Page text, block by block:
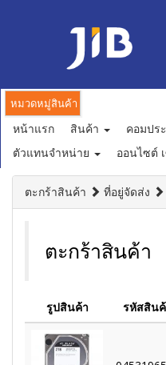
หมวดหมู่สินค้า
หน้าแรก สินค้า คอมปร
ตัวแทนจำหน่าย
ออนไซต์
ตะกร้าสินค้า ที่อยู่จัดส่ง
ตะกร้าสินค้า
รูปสินค้า รหัสสิน